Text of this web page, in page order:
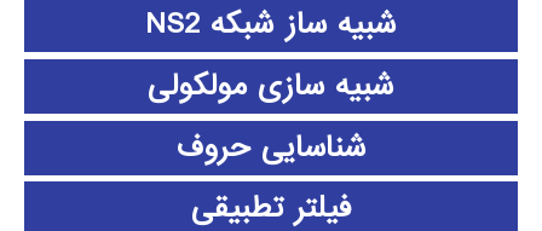
شبیه ساز شبکه NS2
شبیه سازی مولکولی
شناسایی حروف
فیلتر تطبیقی